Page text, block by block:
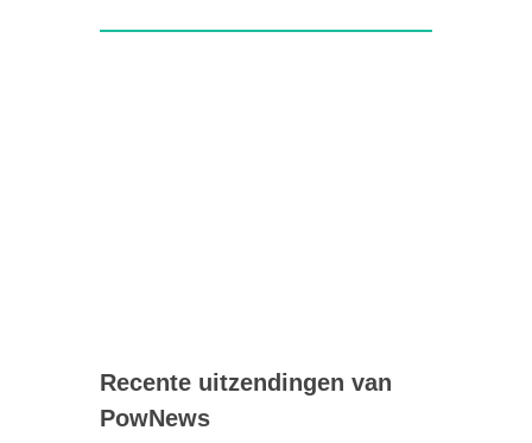
Recente uitzendingen van
PowNews